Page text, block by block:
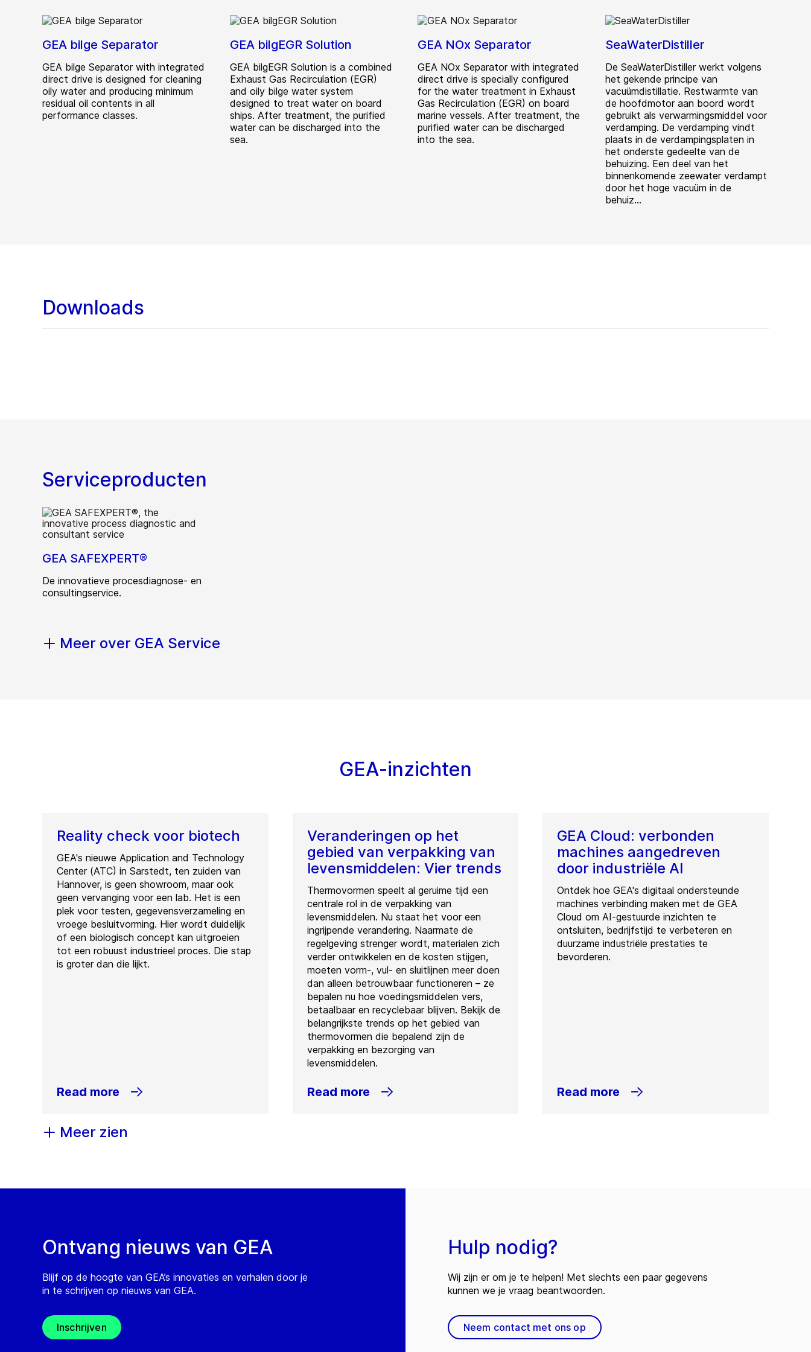
GEA bilge Separator
GEA bilge Separator with integrated
direct drive is designed for cleaning
oily water and producing minimum
residual oil contents in all
performance classes.
GEA bilgEGR Solution
GEA bilgEGR Solution is a combined
Exhaust Gas Recirculation (EGR)
and oily bilge water system
designed to treat water on board
ships. After treatment, the purified
water can be discharged into the
sea.
GEA NOx Separator
GEA NOx Separator with integrated
direct drive is specially configured
for the water treatment in Exhaust
Gas Recirculation (EGR) on board
marine vessels. After treatment, the
purified water can be discharged
into the sea.
SeaWaterDistiller
De SeaWaterDistiller werkt volgens
het gekende principe van
vacuümdistillatie. Restwarmte van
de hoofdmotor aan boord wordt
gebruikt als verwarmingsmiddel voor
verdamping. De verdamping vindt
plaats in de verdampingsplaten in
het onderste gedeelte van de
behuizing. Een deel van het
binnenkomende zeewater verdampt
door het hoge vacuüm in de
behuiz...
Downloads
Serviceproducten
GEA SAFEXPERT®
De innovatieve procesdiagnose- en
consultingservice.
Meer over GEA Service
GEA-inzichten
Reality check voor biotech
GEA's nieuwe Application and Technology
Center (ATC) in Sarstedt, ten zuiden van
Hannover, is geen showroom, maar ook
geen vervanging voor een lab. Het is een
plek voor testen, gegevensverzameling en
vroege besluitvorming. Hier wordt duidelijk
of een biologisch concept kan uitgroeien
tot een robuust industrieel proces. Die stap
is groter dan die lijkt.
Read more
Veranderingen op het
gebied van verpakking van
levensmiddelen: Vier trends
Thermovormen speelt al geruime tijd een
centrale rol in de verpakking van
levensmiddelen. Nu staat het voor een
ingrijpende verandering. Naarmate de
regelgeving strenger wordt, materialen zich
verder ontwikkelen en de kosten stijgen,
moeten vorm-, vul- en sluitlijnen meer doen
dan alleen betrouwbaar functioneren – ze
bepalen nu hoe voedingsmiddelen vers,
betaalbaar en recyclebaar blijven. Bekijk de
belangrijkste trends op het gebied van
thermovormen die bepalend zijn de
verpakking en bezorging van
levensmiddelen.
Read more
GEA Cloud: verbonden
machines aangedreven
door industriële AI
Ontdek hoe GEA's digitaal ondersteunde
machines verbinding maken met de GEA
Cloud om AI-gestuurde inzichten te
ontsluiten, bedrijfstijd te verbeteren en
duurzame industriële prestaties te
bevorderen.
Read more
Meer zien
Ontvang nieuws van GEA
Blijf op de hoogte van GEA’s innovaties en verhalen door je
in te schrijven op nieuws van GEA.
Inschrijven
Hulp nodig?
Wij zijn er om je te helpen! Met slechts een paar gegevens
kunnen we je vraag beantwoorden.
Neem contact met ons op